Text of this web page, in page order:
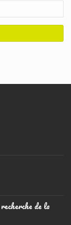
de la